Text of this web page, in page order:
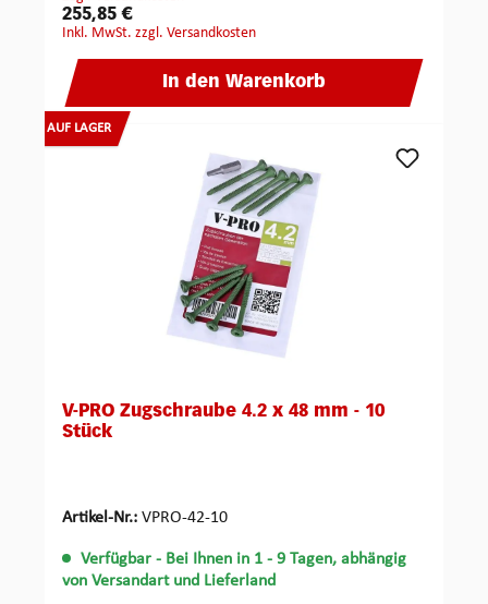
255,85 €
inkl. MwSt. zzgl. Versandkosten
In den Warenkorb
AUF LAGER
V-PRO Zugschraube 4.2 x 48 mm - 10
Stück
Artikel-Nr.: VPRO-42-10
Verfügbar - Bei Ihnen in 1 - 9 Tagen, abhängig
von Versandart und Lieferland